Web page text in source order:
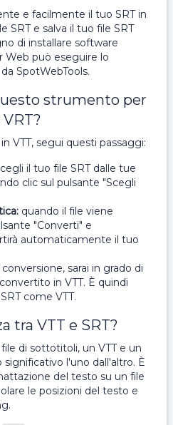
e facilmente il tuo SRT in
SRT e salva il tuo file SRT
di installare software
Web può eseguire lo
SpotWebTools.
strumento per
VTT, segui questi passaggi:
il tuo file SRT dalle tue
clic sul pulsante "Scegli
quando il file viene
"Converti" e
automaticamente il tuo
sarai in grado di
in VTT. È quindi
come VTT.
tra VTT e SRT?
di sottotitoli, un VTT e un
l'uno dall'altro. È
del testo su un file
le posizioni del testo e